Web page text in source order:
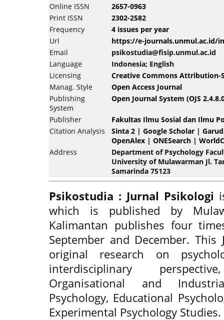
Online ISSN
2657-0963
Print ISSN
2302-2582
Frequency
4 issues per year
Url
https://e-journals.unmul.ac.id/
Email
psikostudia@fisip.unmul.ac.id
Language
Indonesia; English
Licensing
Creative Commons Attribution-
Manag. Style
Open Access Journal
Publishing
System
Open Journal System (OJS
Publisher
Fakultas Ilmu Sosial dan Ilmu
Citation Analysis
Sinta 2 | Google Scholar |
OpenAlex | ONESearch |
Address
Department of Psychology
University of Mulawarman Jl.
Samarinda 75123
Psikostudia : Jurnal Psikologi
which is published by
Kalimantan publishes four
September and December.
original research on
interdisciplinary
Organisational and
Psychology, Educational
Experimental Psychology Studies.